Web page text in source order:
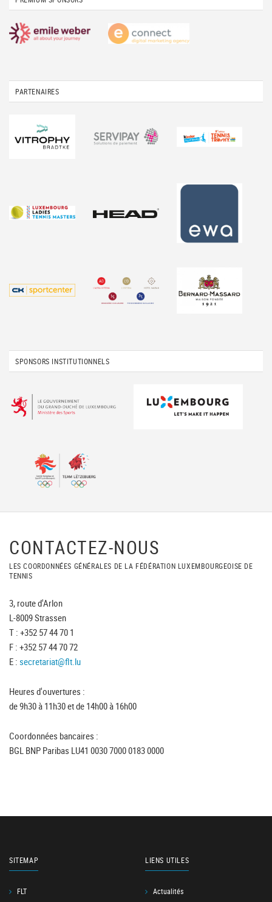
PARTENAIRES
SPONSORS INSTITUTIONNELS
CONTACTEZ-NOUS
LES COORDONNÉES GÉNÉRALES DE LA FÉDÉRATION LUXEMBOURGEOISE DE
TENNIS
3, route d'Arlon
L-8009 Strassen
T : +352 57 44 70 1
F : +352 57 44 70 72
E : secretariat@flt.lu
Heures d'ouvertures :
de 9h30 à 11h30 et de 14h00 à 16h00
Coordonnées bancaires :
BGL BNP Paribas LU41 0030 7000 0183 0000
SITEMAP
FLT
LIENS UTILES
Actualités